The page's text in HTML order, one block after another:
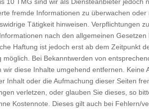
10 TMG sind wir als Diensteanbieter jedoch
fremde Informationen zu überwachen oder
Tätigkeit hinweisen. Verpflichtungen
nach den allgemeinen Gesetzen
Haftung ist jedoch erst ab dem Zeitpunkt
möglich. Bei Bekanntwerden von
wir diese Inhalte umgehend entfernen. Keine
Inhalt oder die Aufmachung dieser Seiten
verletzen, oder glauben Sie dieses, so
Kostennote. Dieses gilt auch bei Fehlern/